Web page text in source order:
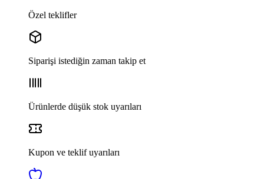
Özel teklifler
Siparişi istediğin zaman takip et
Ürünlerde düşük stok uyarıları
Kupon ve teklif uyarıları